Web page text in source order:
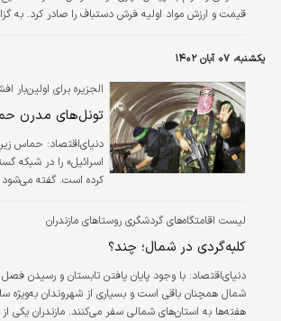
قیمت و ارزش مواد اولیه فرش دستباف را صادر کرد. به
دارایی و رئیس کل بانک مرکزی، با اشاره به ممنوعیت اخذ
صادراتی و الزام به پیمان‌سپاری ارزی در خصوص صادرات
ارزش مواد اولیه مصرف‌شده در آن، موضوع بند ک تبصره ۹ قانون بودجه سال…
یکشنبه، ۰۷ آبان ۱۴۰۲
الجزیره برای اولین‌بار
تونل‌های مدرن
دنیای‌اقتصاد: حماس
اسرائیل» را در شبکه
کرده است. گفته می‌شود
تشخیص و رهگیری
تقریبا به‌طور کامل در
کابل‌ها حداقل مقدار
لیست اقامتگاه‏‏‌‏‏‌های گردشگری روستاهای مازندران
کلبه‏‏‌گردی در شمال؛ چند؟
دنیای‌اقتصاد: با وجود پایان یافتن تابستان و رسیدن
شمال همچنان باقی است و بسیاری از شهروندان به‌ویژه
هفته‌‌‌ها به استان‌‌‌‌‌‌های شمالی سفر می‌کنند. مازندران یکی